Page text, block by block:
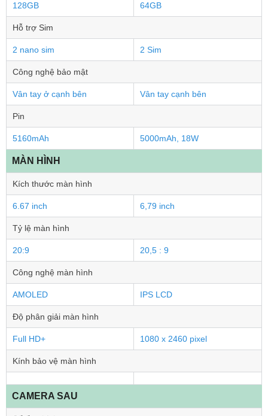
128GB 64GB
Hỗ trợ Sim
2 nano sim 2 Sim
Công nghệ bảo mật
Vân tay ở cạnh bên Vân tay cạnh bên
Pin
5160mAh 5000mAh, 18W
MÀN HÌNH
Kích thước màn hình
6.67 inch 6,79 inch
Tỷ lệ màn hình
20:9 20,5 : 9
Công nghệ màn hình
AMOLED IPS LCD
Độ phân giải màn hình
Full HD+ 1080 x 2460 pixel
Kính bảo vệ màn hình
CAMERA SAU